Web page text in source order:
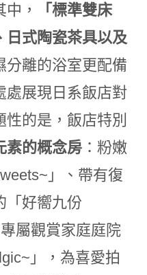
，
「標準雙床
日式陶瓷茶具以及
分離的浴室更配備
處展現日系飯店對
的是，飯店特別
素的概念房：粉嫩
」、帶有復
「好嚮九份
屬觀賞家庭庭院
」，為喜愛拍